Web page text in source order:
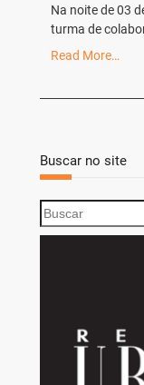
Na noite de 03
turma de
Read More…
Buscar no site
S
e